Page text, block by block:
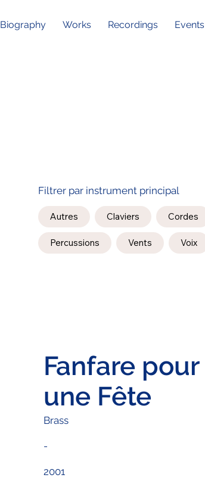
Biography Works Recordings Events
Fanfare pour
une Fête
Brass
-
2001
Filtrer par instrument principal
Autres Claviers Cordes
Percussions Vents Voix